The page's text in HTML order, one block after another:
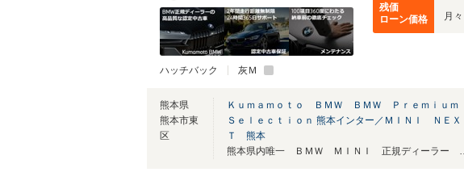
ハッチバック 灰Ｍ
残価
ローン価格
月々
熊本県
熊本市東
区
Ｋｕｍａｍｏｔｏ ＢＭＷ ＢＭＷ Ｐｒｅｍｉｕｍ
Ｓｅｌｅｃｔｉｏｎ 熊本インター／ＭＩＮＩ ＮＥＸ
Ｔ 熊本